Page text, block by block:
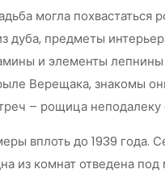
могла
дуба, предметы
и элементы
Верещака, знакомы
– рощица
вплоть до 1939 года.
из комнат отведена